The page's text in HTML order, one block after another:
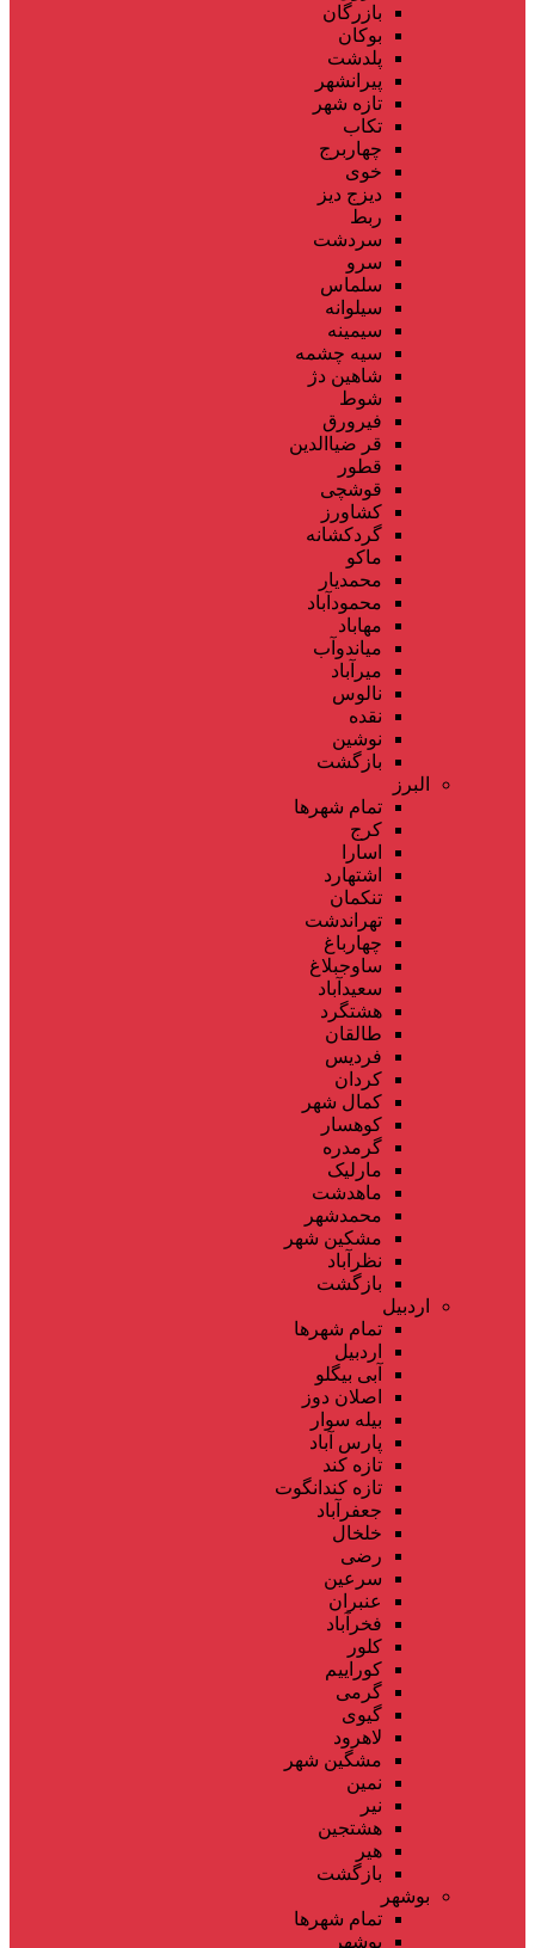
بازرگان
بوکان
پلدشت
پیرانشهر
تازه شهر
تکاب
چهاربرج
خوی
دیزج دیز
ربط
سردشت
سرو
سلماس
سیلوانه
سیمینه
سیه چشمه
شاهین دژ
شوط
فیرورق
قر ضیاالدین
قطور
قوشچی
کشاورز
گردکشانه
ماکو
محمدیار
محمودآباد
مهاباد
میاندوآب
میرآباد
نالوس
نقده
نوشین
بازگشت
البرز
تمام شهر‌ها
کرج
اسارا
اشتهارد
تنکمان
تهراندشت
چهارباغ
ساوجبلاغ
سعیدآباد
هشتگرد
طالقان
فردیس
کردان
کمال شهر
کوهسار
گرمدره
مارلیک
ماهدشت
محمدشهر
مشکین شهر
نظرآباد
بازگشت
اردبیل
تمام شهر‌ها
اردبیل
آبی بیگلو
اصلان دوز
بیله سوار
پارس آباد
تازه کند
تازه کندانگوت
جعفرآباد
خلخال
رضی
سرعین
عنبران
فخرآباد
کلور
کوراییم
گرمی
گیوی
لاهرود
مشگین شهر
نمین
نیر
هشتجین
هیر
بازگشت
بوشهر
تمام شهر‌ها
بوشهر